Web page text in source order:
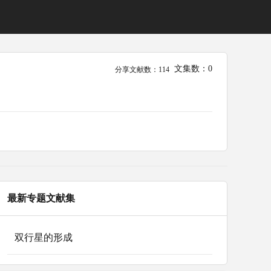
分享文献数：114 文集数：0
最新专题文献集
双行星的形成